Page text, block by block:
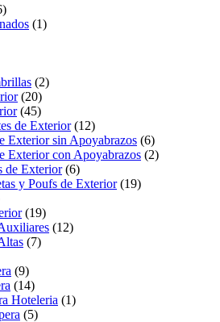
(1)
(2)
(20)
(45)
de Exterior(12)
Exterior sin Apoyabrazos (6)
Exterior con Apoyabrazos (2)
de Exterior(6)
y Poufs de Exterior(19)
(19)
(12)
(7)
(9)
(14)
Hoteleria (1)
(5)